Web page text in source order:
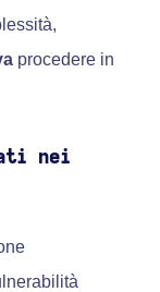
procedere in
nei